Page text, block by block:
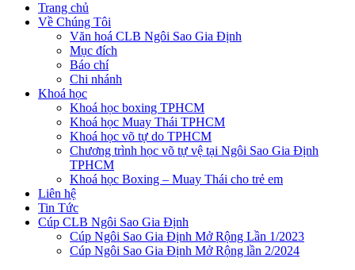
Trang chủ
Về Chúng Tôi
Văn hoá CLB Ngôi Sao Gia Định
Mục đích
Báo chí
Chi nhánh
Khoá học
Khoá học boxing TPHCM
Khoá học Muay Thái TPHCM
Khoá học võ tự do TPHCM
Chương trình học võ tự vệ tại Ngôi Sao Gia Định
TPHCM
Khoá học Boxing – Muay Thái cho trẻ em
Liên hệ
Tin Tức
Cúp CLB Ngôi Sao Gia Định
Cúp Ngôi Sao Gia Định Mở Rộng Lần 1/2023
Cúp Ngôi Sao Gia Định Mở Rộng lần 2/2024